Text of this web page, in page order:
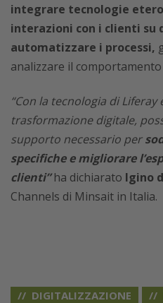
integrare tecnologie
interazioni con i clienti su
automatizzare i processi,
analizzare il
“Con la tecnologia di
trasformazione digitale,
supporto necessario per
specifiche e migliorare
clienti”ha dichiarato Igino
Channels di Minsait in Italia.
DIGITALIZZAZIONE